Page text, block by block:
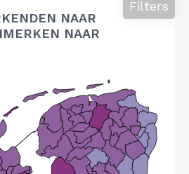
NAAR
NAAR
Filters